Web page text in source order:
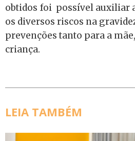
obtidos foi possível auxiliar
os diversos riscos na
prevenções tanto para a
criança.
LEIA TAMBÉM